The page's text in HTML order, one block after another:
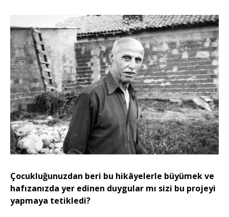
Çocukluğunuzdan beri bu hikâyelerle büyümek ve
hafızanızda yer edinen duygular mı sizi bu projeyi
yapmaya tetikledi?